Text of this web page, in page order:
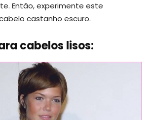
Então, experimente este
castanho escuro.
cabelos lisos: